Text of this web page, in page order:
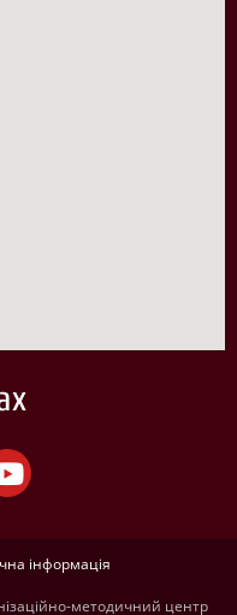
інформація
методичний центр